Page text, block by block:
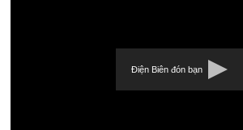
Điện Biên đón bạn